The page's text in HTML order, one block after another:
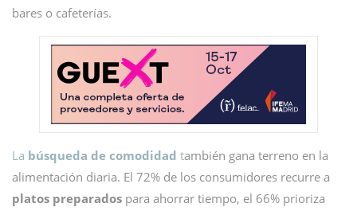
bares o cafeterías.
La búsqueda de comodidad también gana terreno en la
alimentación diaria. El 72% de los consumidores recurre a
platos preparados para ahorrar tiempo, el 66% prioriza